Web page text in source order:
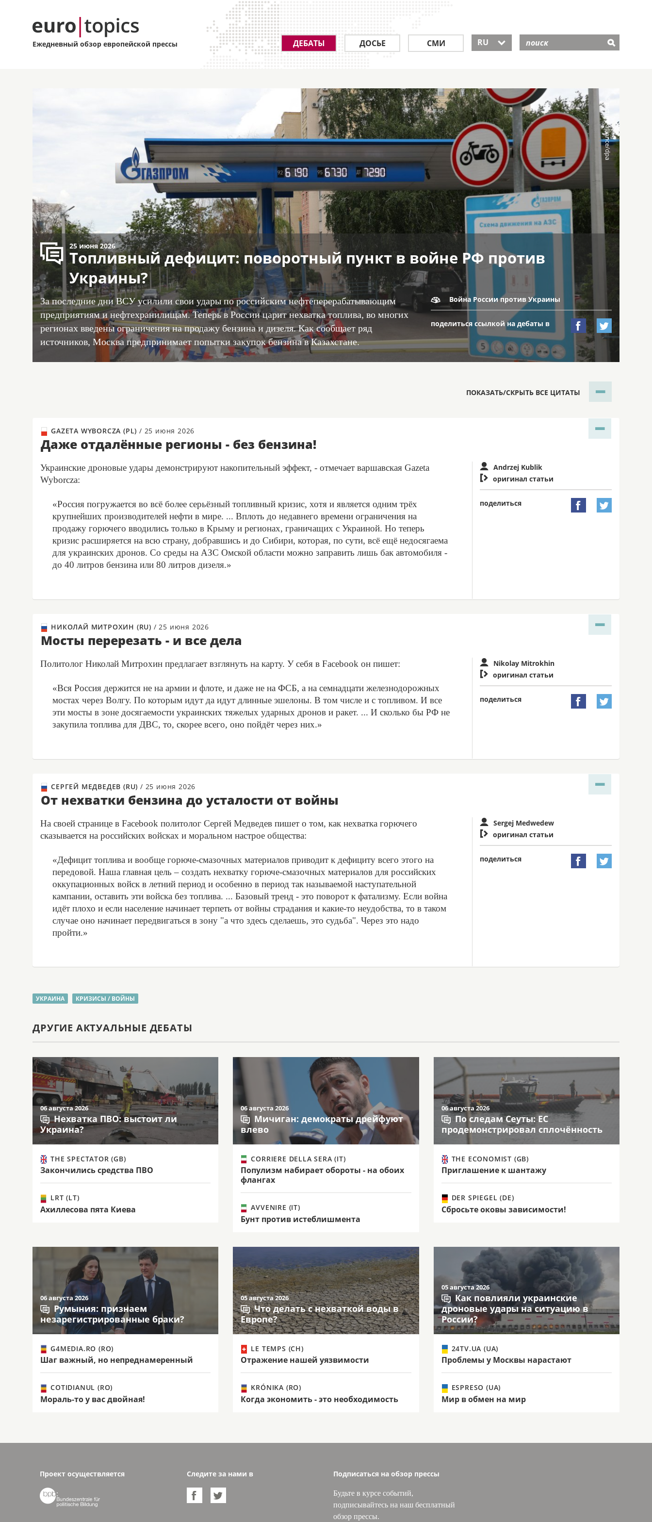
Ежедневный обзор европейской прессы ДЕБАТЫ ДОСЬЕ СМИ RU 
25 июня 2026
Топливный дефицит: поворотный пункт в войне РФ против
Украины?
За последние дни ВСУ усилили свои удары по российским нефтеперерабатывающим
предприятиям и нефтехранилищам. Теперь в России царит нехватка топлива, во многих
регионах введены ограничения на продажу бензина и дизеля. Как сообщает ряд
источников, Москва предпринимает попытки закупок бензина в Казахстане.
 Война России против Украины
поделиться ссылкой на дебаты в  
ПОКАЗАТЬ/СКРЫТЬ ВСЕ ЦИТАТЫ
GAZETA WYBORCZA (PL) / 25 июня 2026
Даже отдалённые регионы - без бензина!
Украинские дроновые удары демонстрируют накопительный эффект, - отмечает варшавская Gazeta
Wyborcza:
«Россия погружается во всё более серьёзный топливный кризис, хотя и является одним трёх
крупнейших производителей нефти в мире. ... Вплоть до недавнего времени ограничения на
продажу горючего вводились только в Крыму и регионах, граничащих с Украиной. Но теперь
кризис расширяется на всю страну, добравшись и до Сибири, которая, по сути, всё ещё недосягаема
для украинских дронов. Со среды на АЗС Омской области можно заправить лишь бак автомобиля -
до 40 литров бензина или 80 литров дизеля.»
Andrzej Kublik
 оригинал статьи
поделиться  
НИКОЛАЙ МИТРОХИН (RU) / 25 июня 2026
Мосты перерезать - и все дела
Политолог Николай Митрохин предлагает взглянуть на карту. У себя в Facebook он пишет:
«Вся Россия держится не на армии и флоте, и даже не на ФСБ, а на семнадцати железнодорожных
мостах через Волгу. По которым идут да идут длинные эшелоны. В том числе и с топливом. И все
эти мосты в зоне досягаемости украинских тяжелых ударных дронов и ракет. ... И сколько бы РФ не
закупила топлива для ДВС, то, скорее всего, оно пойдёт через них.»
Nikolay Mitrokhin
 оригинал статьи
поделиться  
СЕРГЕЙ МЕДВЕДЕВ (RU) / 25 июня 2026
От нехватки бензина до усталости от войны
На своей странице в Facebook политолог Сергей Медведев пишет о том, как нехватка горючего
сказывается на российских войсках и моральном настрое общества:
«Дефицит топлива и вообще горюче-смазочных материалов приводит к дефициту всего этого на
передовой. Наша главная цель – создать нехватку горюче-смазочных материалов для российских
оккупационных войск в летний период и особенно в период так называемой наступательной
кампании, оставить эти войска без топлива. ... Базовый тренд - это поворот к фатализму. Если война
идёт плохо и если население начинает терпеть от войны страдания и какие-то неудобства, то в таком
случае оно начинает передвигаться в зону "а что здесь сделаешь, это судьба". Через это надо
пройти.»
Sergej Medwedew
 оригинал статьи
поделиться  
УКРАИНА КРИЗИСЫ / ВОЙНЫ
ДРУГИЕ АКТУАЛЬНЫЕ ДЕБАТЫ
06 августа 2026
Нехватка ПВО: выстоит ли
Украина?
THE SPECTATOR (GB)
Закончились средства ПВО
LRT (LT)
Ахиллесова пята Киева
06 августа 2026
Мичиган: демократы дрейфуют
влево
CORRIERE DELLA SERA (IT)
Популизм набирает обороты - на обоих
флангах
AVVENIRE (IT)
Бунт против истеблишмента
06 августа 2026
По следам Сеуты: ЕС
продемонстрировал сплочённость
THE ECONOMIST (GB)
Приглашение к шантажу
DER SPIEGEL (DE)
Сбросьте оковы зависимости!
06 августа 2026
Румыния: признаем
незарегистрированные браки?
G4MEDIA.RO (RO)
Шаг важный, но непреднамеренный
COTIDIANUL (RO)
Мораль-то у вас двойная!
05 августа 2026
Что делать с нехваткой воды в
Европе?
LE TEMPS (CH)
Отражение нашей уязвимости
KRÓNIKA (RO)
Когда экономить - это необходимость
05 августа 2026
Как повлияли украинские
дроновые удары на ситуацию в
России?
24TV.UA (UA)
Проблемы у Москвы нарастают
ESPRESO (UA)
Мир в обмен на мир
Проект осуществляется

Следите за нами в
 
Подписаться на обзор прессы
Будьте в курсе событий,
подписывайтесь на наш бесплатный
обзор прессы.